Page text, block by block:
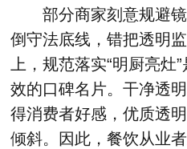
部分商家刻意规避
倒守法底线，错把透明
上，规范落实“明厨亮
效的口碑名片。干净透
得消费者好感，优质透
倾斜。因此，餐饮从业